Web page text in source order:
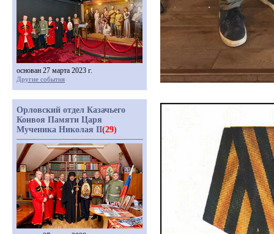
основан 27 марта 2023 г.
Другие события
Орловский отдел Казачьего
Конвоя Памяти Царя
Мученика Николая II(29)